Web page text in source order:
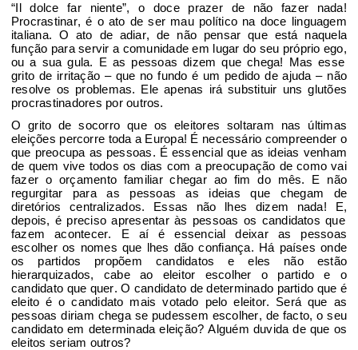
“
dolce far niente”,o doce prazer de não fazer nada!
Procrastinar,é o ato de ser mau político na doce linguagem
italiana. O ato de adiar, de não pensar que está naquela
função para servir a comunidade em lugar do seu próprio ego,
ou a sua gula. E as pessoas dizem que chega!
Mas esse
grito de irritação – que no fundo é um pedido de ajuda – não
resolve os problemas. Ele apenas irá substituir uns glutões
procrastinadores por outros.
O grito de socorro que os eleitores soltaram nas últimas
eleições percorre toda a Europa! É necessário compreender o
que preocupa as pessoas. É essencial que as ideias venham
de quem vive todos os dias com a preocupação de como vai
fazer o orçamento familiar chegar ao fim do mês. E não
regurgitar para as pessoas as ideias que chegam de
diretórios centralizados. Essas não lhes dizem nada! E,
depois, é preciso apresentar às pessoas os candidatos que
fazem acontecer. E aí é essencialdeixar as pessoas
escolher os nomes que lhes dão confiança. Há países onde
os partidos propõem candidatos e eles não estão
hierarquizados, cabe ao eleitor escolher o partido e o
candidato que quer. O candidato de determinado partido que é
eleito é o candidato mais votado pelo eleitor.
Será que as
pessoas diriam chega se pudessem escolher, de facto,o seu
candidato em determinada eleição? Alguém duvida de que os
eleitos seriam outros?